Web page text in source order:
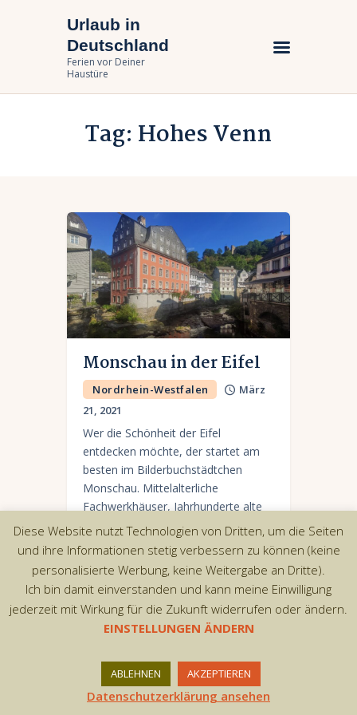
Urlaub in
Deutschland
Ferien vor Deiner
Haustüre
Tag: Hohes Venn
Urlaub in Deutschland
Ferien vor Deiner Haustüre
Urlaub zuhause
Bundesländer
Monschau in der Eifel
Nordrhein-Westfalen
März
21, 2021
Wer die Schönheit der Eifel
entdecken möchte, der startet am
besten im Bilderbuchstädtchen
Monschau. Mittelalterliche
Fachwerkhäuser, Jahrhunderte alte
Handwerkstraditionen, Kunst und
Kultur, eine tolle Gastronomieszene
und einzigartige Shopping-Erlebnisse.
reserved.
Diese Website nutzt Technologien von Dritten, um die Seiten
und ihre Informationen stetig verbessern zu können (keine
personalisierte Werbung, keine Weitergabe an Dritte).
Ich bin damit einverstanden und kann meine Einwilligung
jederzeit mit Wirkung für die Zukunft widerrufen oder ändern.
EINSTELLUNGEN ÄNDERN
ABLEHNEN AKZEPTIEREN
Datenschutzerklärung ansehen